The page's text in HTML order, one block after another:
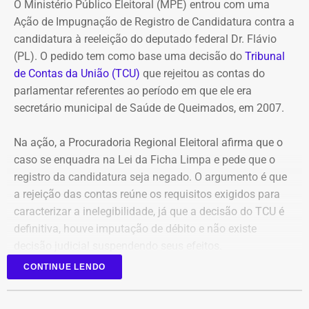
O governo também sustenta que os responsáveis pela
Refit descumpriram o parcelamento especial firmado
para quitar débitos tributários. Conforme a PGE, as
parcelas deixaram de ser pagas por mais de 90 dias,
situação que, segundo a legislação, autoriza o
Outro ponto destacado é que, mesmo após aderir ao
parcelamento, a empresa teria acumulado mais de R$ 1,8
bilhão em novos débitos com o Estado. Segundo a
Procuradoria, esse montante supera em mais do que o
dobro o valor pago durante a vigência do acordo,
regularizar sua situação fiscal.
Na avaliação da PGE, manter a recuperação judicial
O Ministério Público Eleitoral (MPE) entrou com uma
Ação de Impugnação de Registro de Candidatura contra a
candidatura à reeleição do deputado federal Dr. Flávio
(PL). O pedido tem como base uma decisão do Tribunal
de Contas da União (TCU) que rejeitou as contas do
parlamentar referentes ao período em que ele era
secretário municipal de Saúde de Queimados, em 2007.
Na ação, a Procuradoria Regional Eleitoral afirma que o
caso se enquadra na Lei da Ficha Limpa e pede que o
registro da candidatura seja negado. O argumento é que
a rejeição das contas reúne os requisitos exigidos para
caracterizar a inelegibilidade, já que a decisão do TCU é
definitiva, houve imputação de débito e não existe
Atualmente deputado federal, Dr. Flávio também foi
CONTINUE LENDO